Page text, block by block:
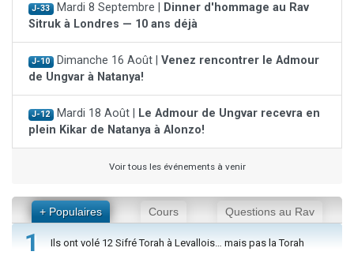
J-33 Mardi 8 Septembre |
Dinner d'hommage au Rav
Sitruk à Londres — 10 ans déjà
J-10 Dimanche 16 Août | Venez rencontrer le Admour
de Ungvar à Natanya!
J-12 Mardi 18 Août |
Le Admour de Ungvar recevra en
plein Kikar de Natanya à Alonzo!
Voir tous les événements à venir
+ Populaires Cours Questions au Rav
1 Ils ont volé 12 Sifré Torah à Levallois… mais pas la Torah